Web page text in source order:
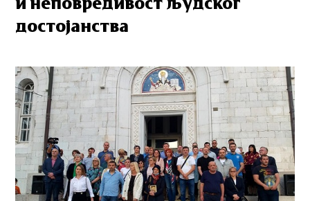
и неповредивост људског
достојанства